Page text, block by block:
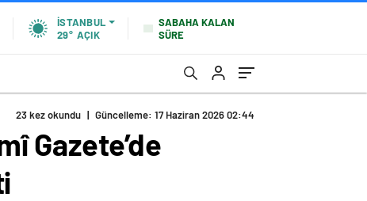
İSTANBUL
29° AÇIK
SABAHA KALAN
SÜRE
23 kez okundu | Güncelleme: 17 Haziran 2026 02:44
Gazete’de